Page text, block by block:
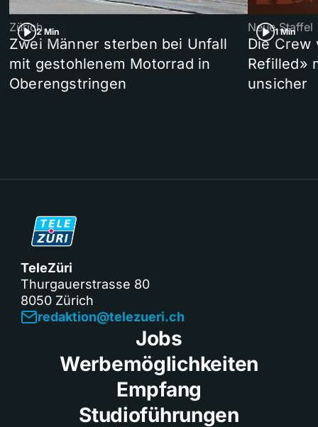
2 Min
Zürich
Zwei Männer sterben bei Unfall
mit gestohlenem Motorrad in
Oberengstringen
1 Min
Neue Staffel
Die Crew
Refilled»
unsicher
TeleZüri
Thurgauerstrasse 80
8050 Zürich
redaktion@telezueri.ch
Jobs
Werbemöglichkeiten
Empfang
Studioführungen